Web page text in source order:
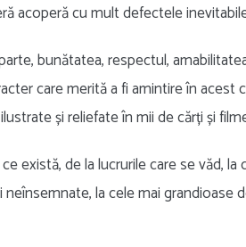
acoperă cu mult defectele
bunătatea, respectul,
care merită a fi amintire în acest
și reliefate în mii de cărți și
există, de la lucrurile care se văd,
la cele mai grandioase